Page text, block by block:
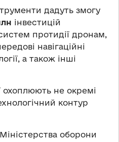
дадуть змогу
інвестицій
протидії дронам,
навігаційні
а також інші
охоплюють не окремі
контур
Міністерства оборони